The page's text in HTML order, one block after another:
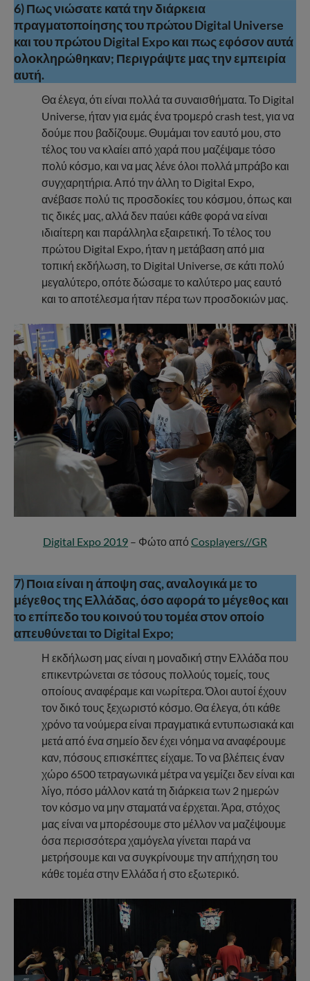
6) Πως νιώσατε κατά την διάρκεια
πραγματοποίησης του πρώτου Digital Universe
και του πρώτου Digital Expo και πως εφόσον αυτά
ολοκληρώθηκαν; Περιγράψτε μας την εμπειρία
αυτή.
Θα έλεγα, ότι είναι πολλά τα συναισθήματα. Το Digital
Universe, ήταν για εμάς ένα τρομερό crash test, για να
δούμε που βαδίζουμε. Θυμάμαι τον εαυτό μου, στο
τέλος του να κλαίει από χαρά που μαζέψαμε τόσο
πολύ κόσμο, και να μας λένε όλοι πολλά μπράβο και
συγχαρητήρια. Από την άλλη το Digital Expo,
ανέβασε πολύ τις προσδοκίες του κόσμου, όπως και
τις δικές μας, αλλά δεν παύει κάθε φορά να είναι
ιδιαίτερη και παράλληλα εξαιρετική. Το τέλος του
πρώτου Digital Expo, ήταν η μετάβαση από μια
τοπική εκδήλωση, το Digital Universe, σε κάτι πολύ
μεγαλύτερο, οπότε δώσαμε το καλύτερο μας εαυτό
και το αποτέλεσμα ήταν πέρα των προσδοκιών μας.
Digital Expo 2019 – Φώτο από Cosplayers//GR
7) Ποια είναι η άποψη σας, αναλογικά με το
μέγεθος της Ελλάδας, όσο αφορά το μέγεθος και
το επίπεδο του κοινού του τομέα στον οποίο
απευθύνεται το Digital Expo;
Η εκδήλωση μας είναι η μοναδική στην Ελλάδα που
επικεντρώνεται σε τόσους πολλούς τομείς, τους
οποίους αναφέραμε και νωρίτερα. Όλοι αυτοί έχουν
τον δικό τους ξεχωριστό κόσμο. Θα έλεγα, ότι κάθε
χρόνο τα νούμερα είναι πραγματικά εντυπωσιακά και
μετά από ένα σημείο δεν έχει νόημα να αναφέρουμε
καν, πόσους επισκέπτες είχαμε. Το να βλέπεις έναν
χώρο 6500 τετραγωνικά μέτρα να γεμίζει δεν είναι και
λίγο, πόσο μάλλον κατά τη διάρκεια των 2 ημερών
τον κόσμο να μην σταματά να έρχεται. Άρα, στόχος
μας είναι να μπορέσουμε στο μέλλον να μαζέψουμε
όσα περισσότερα χαμόγελα γίνεται παρά να
μετρήσουμε και να συγκρίνουμε την απήχηση του
κάθε τομέα στην Ελλάδα ή στο εξωτερικό.